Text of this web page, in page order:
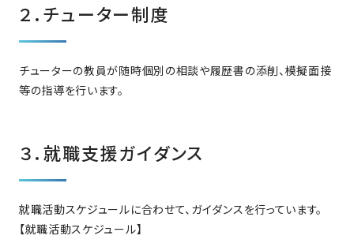
２．チューター制度
チューターの教員が随時個別の相談や履歴書の添削、模擬面接
等の指導を行います。
３．就職支援ガイダンス
就職活動スケジュールに合わせて、ガイダンスを行っています。
【就職活動スケジュール】